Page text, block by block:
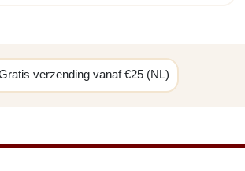
verzending vanaf €25 (NL)